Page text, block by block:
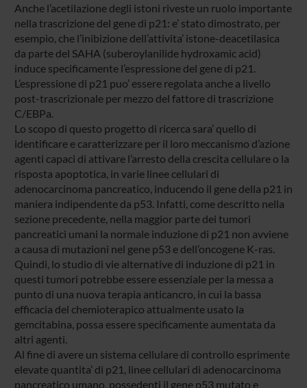
Anche l’acetilazione degli istoni riveste un ruolo importante
nella trascrizione del gene di p21: e’ stato dimostrato, per
esempio, che l’inibizione dell’attivita’ istone-deacetilasica
da parte del SAHA (suberoylanilide hydroxamic acid)
induce specificamente l’espressione del gene di p21.
L’espressione di p21 puo’ essere regolata anche a livello
post-trascrizionale per mezzo del fattore di trascrizione
C/EBPa.
Lo scopo di questo progetto di ricerca sara’ quello di
identificare e caratterizzare per il loro meccanismo d’azione
agenti capaci di attivare l’arresto della crescita cellulare o la
risposta apoptotica, in varie linee cellulari di
adenocarcinoma pancreatico, inducendo il gene della p21 in
maniera indipendente da p53. Infatti, come descritto nella
sezione precedente, nella maggior parte dei tumori
pancreatici umani la normale induzione di p21 non avviene
a causa di mutazioni nel gene p53 e dell’oncogene K-ras.
Quindi, lo studio di vie alternative di induzione di p21 in
questi tumori potrebbe essere essenziale per la messa a
punto di una nuova terapia anticancro, in cui la bassa
efficacia del chemioterapico attualmente usato la
gemcitabina, possa essere specificamente aumentata da
altri agenti.
Al fine di avere un sistema cellulare di controllo esprimente
elevate quantita’ di p21, linee cellulari di adenocarcinoma
pancreatico umano, possedenti il gene p53 mutato e